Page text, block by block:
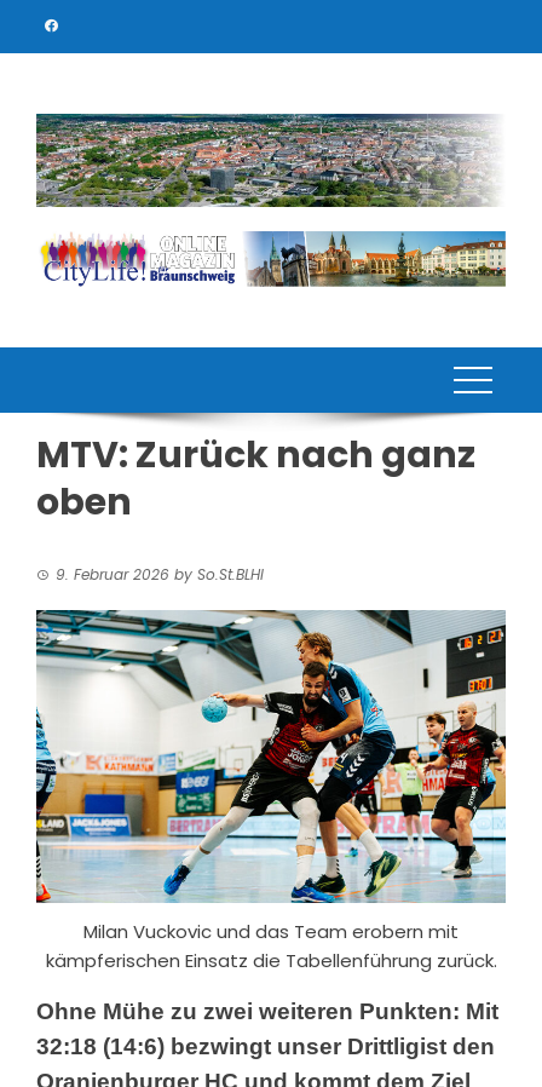
MTV: Zurück nach ganz
oben
9. Februar 2026 by So.St.BLHI
Milan Vuckovic und das Team erobern mit
kämpferischen Einsatz die Tabellenführung zurück.
Ohne Mühe zu zwei weiteren Punkten: Mit
32:18 (14:6) bezwingt unser Drittligist den